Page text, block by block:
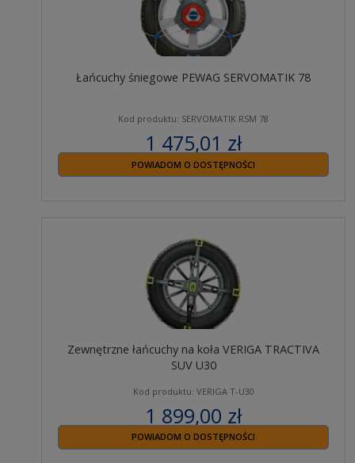
Łańcuchy śniegowe PEWAG SERVOMATIK 78
Kod produktu: SERVOMATIK RSM 78
1 475,01 zł
zawiera 23% VAT
POWIADOM O DOSTĘPNOŚCI
Zewnętrzne łańcuchy na koła VERIGA TRACTIVA
SUV U30
Kod produktu: VERIGA T-U30
1 899,00 zł
zawiera 23% VAT
POWIADOM O DOSTĘPNOŚCI